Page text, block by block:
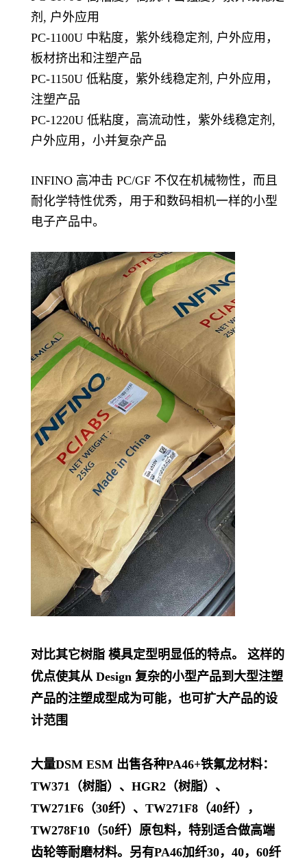
剂, 户外应用
PC-1100U 中粘度，紫外线稳定剂, 户外应用，
板材挤出和注塑产品
PC-1150U 低粘度，紫外线稳定剂, 户外应用，
注塑产品
PC-1220U 低粘度，高流动性，紫外线稳定剂,
户外应用，小并复杂产品
INFINO 高冲击 PC/GF 不仅在机械物性，而且
耐化学特性优秀，用于和数码相机一样的小型
电子产品中。
对比其它树脂 模具定型明显低的特点。 这样的
优点使其从 Design 复杂的小型产品到大型注塑
产品的注塑成型成为可能，也可扩大产品的设
计范围
大量DSM ESM 出售各种PA46+铁氟龙材料：
TW371（树脂）、HGR2（树脂）、
TW271F6（30纤）、TW271F8（40纤），
TW278F10（50纤）原包料，特别适合做高端
齿轮等耐磨材料。另有PA46加纤30，40，60纤